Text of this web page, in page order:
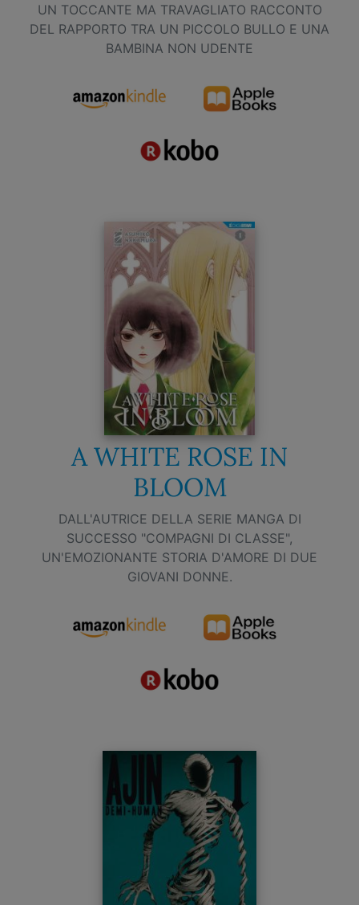
UN TOCCANTE MA TRAVAGLIATO RACCONTO
DEL RAPPORTO TRA UN PICCOLO BULLO E UNA
BAMBINA NON UDENTE
A WHITE ROSE IN
BLOOM
DALL'AUTRICE DELLA SERIE MANGA DI
SUCCESSO "COMPAGNI DI CLASSE",
UN'EMOZIONANTE STORIA D'AMORE DI DUE
GIOVANI DONNE.